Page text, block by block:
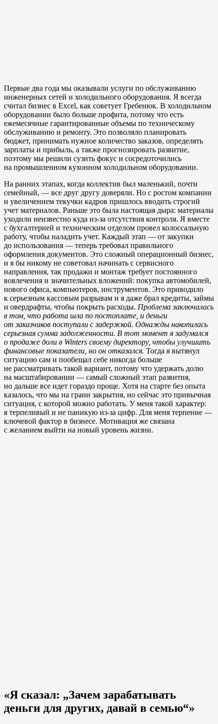
Первые два года мы оказывали услуги по обслуживанию
инженерных сетей и холодильного оборудования. Я всегда
считал бизнес в Excel, как советует Гребенюк. В холодильном
оборудовании было больше профита, потому что есть
ежемесячные гарантированные объемы по техническому
обслуживанию и ремонту. Это позволяло планировать
бюджет, принимать нужное количество заказов, определять
зарплаты и прибыль, а также прогнозировать развитие,
поэтому мы решили сузить фокус и сосредоточились
на промышленном кухонном холодильном оборудовании.
На ранних этапах, когда коллектив был маленький, почти
семейный, — все друг другу доверяли. Но с ростом компании
и увеличением текучки кадров пришлось вводить строгий
учет материалов. Раньше это была настоящая дыра: материалы
уходили неизвестно куда из-за отсутствия контроля. Я вместе
с бухгалтерией и техническим отделом провел колоссальную
работу, чтобы наладить учет. Каждый этап — от закупки
до использования — теперь требовал правильного
оформления документов. Это сложный операционный бизнес,
и я бы никому не советовал начинать с сервисного
направления, так продажи и монтаж требует постоянного
вовлечения и значительных вложений: покупка автомобилей,
нового офиса, компьютеров, инструментов. Это приводило
к серьезным кассовым разрывам и я даже брал кредиты, займы
и овердрафты, чтобы покрыть расходы. Проблема заключалась
в том, что работа шла по постоплате, и деньги
от заказчиков поступали с задержкой. Однажды накопилась
серьезная сумма задолженности. В тот момент я задумался
о продаже доли в Winters своему директору, чтобы улучшить
финансовые показатели, но он отказался. Тогда я вытянул
ситуацию сам и пообещал себе никогда больше
не рассматривать такой вариант, потому что удержать долю
на масштабировании — самый сложный этап развития,
но дальше все идет гораздо проще. Хотя на старте без опыта
казалось, что мы на грани закрытия, но сейчас это привычная
ситуация, с которой можно работать. У меня такой характер:
я терпеливый и не паникую из-за цифр. Для меня терпение —
ключевой фактор в бизнесе. Мотивация же связана
с желанием выйти на новый уровень жизни.
«Я сказал: „Зачем зарабатывать
деньги для других, давай в семью“»